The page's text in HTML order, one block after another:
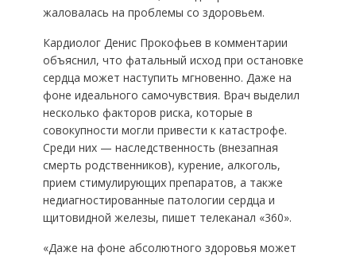
жаловалась на проблемы со здоровьем.
Кардиолог Денис Прокофьев в комментарии
объяснил, что фатальный исход при остановке
сердца может наступить мгновенно. Даже на
фоне идеального самочувствия. Врач выделил
несколько факторов риска, которые в
совокупности могли привести к катастрофе.
Среди них — наследственность (внезапная
смерть родственников), курение, алкоголь,
прием стимулирующих препаратов, а также
недиагностированные патологии сердца и
щитовидной железы, пишет телеканал «360».
«Даже на фоне абсолютного здоровья может